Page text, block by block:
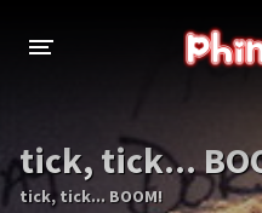
THỂ LOẠI
Thần thoại - Cổ trang
tick, tick...
tick, tick... BOOM!